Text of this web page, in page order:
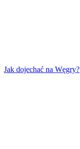
Jak dojechać na Węgry?